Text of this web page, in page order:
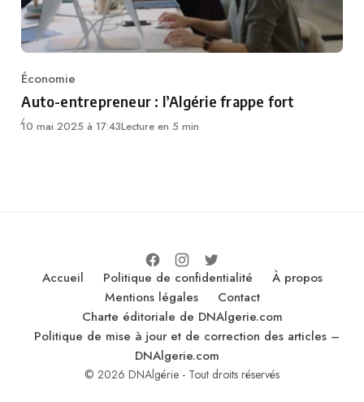
Category
Économie
Auto-entrepreneur : l’Algérie frappe fort
10 mai 2025 à 17:43Lecture en 5 min
Accueil Politique de confidentialité
À propos
Mentions légales
Contact
Charte éditoriale de DNAlgerie.com
Politique de mise à jour et de correction des articles –
DNAlgerie.com
© 2026 DNAlgérie - Tout droits réservés